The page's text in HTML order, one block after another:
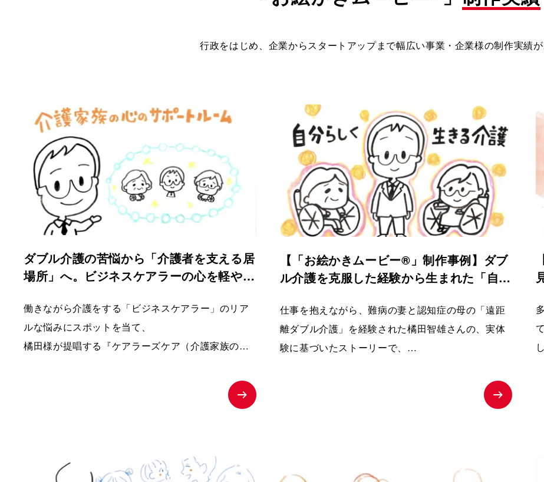
行政をはじめ、企業からスタートアップまで幅広い事業・企業様の制作実績が
ダブル介護の苦悩から「介護者を支える居
場所」へ。ビジネスケアラーの心を軽やか
働きながら介護をする「ビジネスケアラー」のリア
ルな悩みにスポットを当て、
橘田様が提唱する『ケアラーズケア（介護家族の心
【「お絵かきムービー®」制作事例】ダブ
ル介護を克服した経験から生まれた「自分
ズケア
仕事を抱えながら、難病の妻と認知症の母の「遠距
離ダブル介護」を経験された橘田智雄さんの、実体
験に基づいたストーリーで、
ヘルスという現代の重要な社会課題にスポットを当
てた、啓発・相談窓口へ繋ぐためのお絵かきムービ